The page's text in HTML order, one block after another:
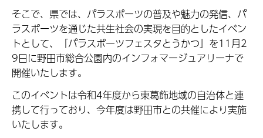
そこで、県では、パラスポーツの普及や魅力の発信、パ
ラスポーツを通じた共生社会の実現を目的としたイベン
トとして、「パラスポーツフェスタとうかつ」を11月2
9日に野田市総合公園内のインフォマージュアリーナで
開催いたします。
このイベントは令和4年度から東葛飾地域の自治体と連
携して行っており、今年度は野田市との共催により実施
いたします。